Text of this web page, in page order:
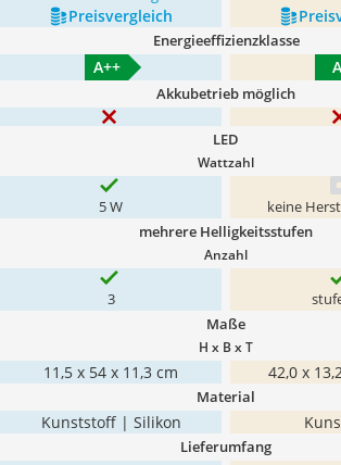
Preis­vergleich
Energieeffizienzklasse
A++ A
Akkubetrieb möglich
LED
Wattzahl
5 W keine
mehrere Helligkeitsstufen
Anzahl
3
Maße
H x B x T
‎11,5 x 54 x 11,3 cm 42,0 x
Material
Kunststoff | Silikon
Lieferumfang